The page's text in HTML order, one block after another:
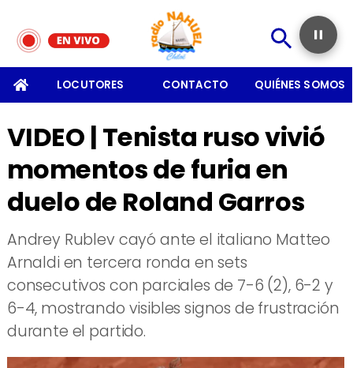
LOCUTORES CONTACTO QUIÉNES SOMOS
VIDEO | Tenista ruso vivió
momentos de furia en
duelo de Roland Garros
​Andrey Rublev cayó ante el italiano Matteo
Arnaldi en tercera ronda en sets
consecutivos con parciales de 7-6 (2), 6-2 y
6-4, mostrando visibles signos de frustración
durante el partido.